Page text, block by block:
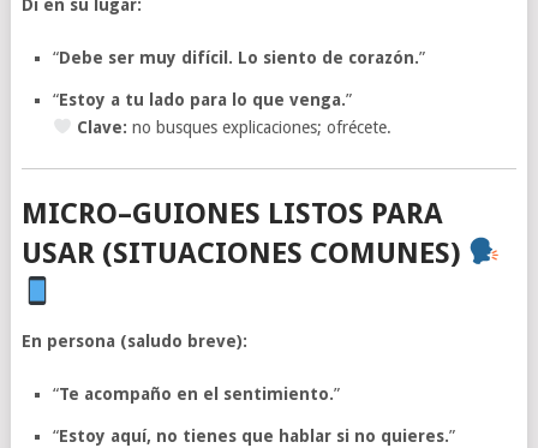
Di en su lugar:
“Debe ser muy difícil. Lo siento de corazón.”
“Estoy a tu lado para lo que venga.”
Clave: no busques explicaciones; ofrécete.
MICRO–GUIONES LISTOS PARA
USAR (SITUACIONES COMUNES)
En persona (saludo breve):
“Te acompaño en el sentimiento.”
“Estoy aquí, no tienes que hablar si no quieres.”